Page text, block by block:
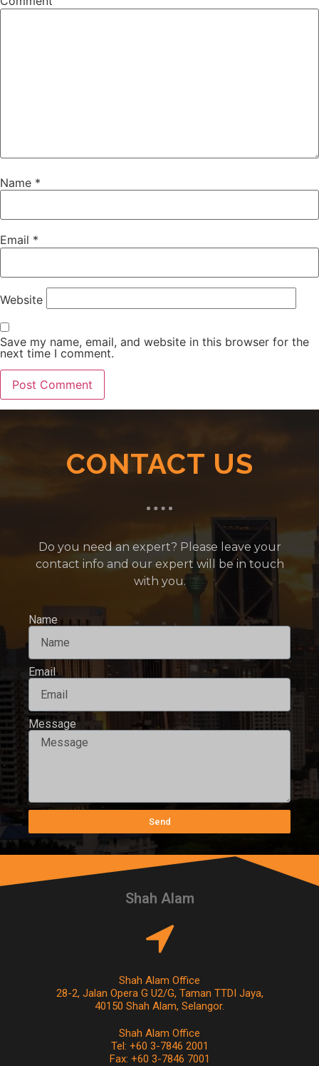
Name *
Email *
Website
Save my name, email, and website in this browser for the
next time I comment.
CONTACT US
Do you need an expert? Please leave your
contact info and our expert will be in touch
with you.
Name
Email
Message
Send
Shah Alam
Shah Alam Office
28-2, Jalan Opera G U2/G, Taman TTDI Jaya,
40150 Shah Alam, Selangor.
Shah Alam Office
Tel: +60 3-7846 2001
Fax: +60 3-7846 7001